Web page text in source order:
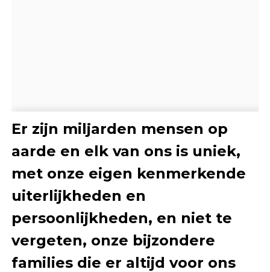
Er zijn miljarden mensen op
aarde en elk van ons is uniek,
met onze eigen kenmerkende
uiterlijkheden en
persoonlijkheden, en niet te
vergeten, onze bijzondere
families die er altijd voor ons